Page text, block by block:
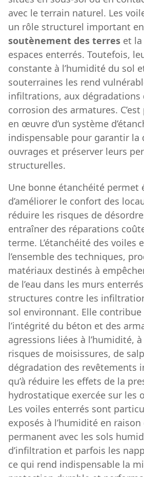
avec le terrain naturel. Les
un rôle structurel important
soutènement des terres et
espaces enterrés. Toutefois,
constante à l’humidité du sol
souterraines les rend
infiltrations, aux dégradations
corrosion des armatures.
en œuvre d’un système
indispensable pour garantir la
ouvrages et préserver leurs
structurelles.
Une bonne étanchéité permet
d’améliorer le confort des
réduire les risques de
entraîner des réparations
terme. L’étanchéité des voiles
l’ensemble des techniques,
matériaux destinés à
de l’eau dans les murs
structures contre les
sol environnant. Elle contribue
l’intégrité du béton et des
agressions liées à l’humidité,
risques de moisissures, de
dégradation des revêtements
qu’à réduire les effets de la
hydrostatique exercée sur les
Les voiles enterrés sont
exposés à l’humidité en
permanent avec les sols
d’infiltration et parfois les
ce qui rend indispensable la